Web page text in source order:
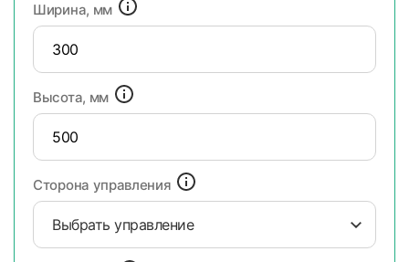
Ширина, мм
Высота, мм
Сторона управления
Выбрать управление